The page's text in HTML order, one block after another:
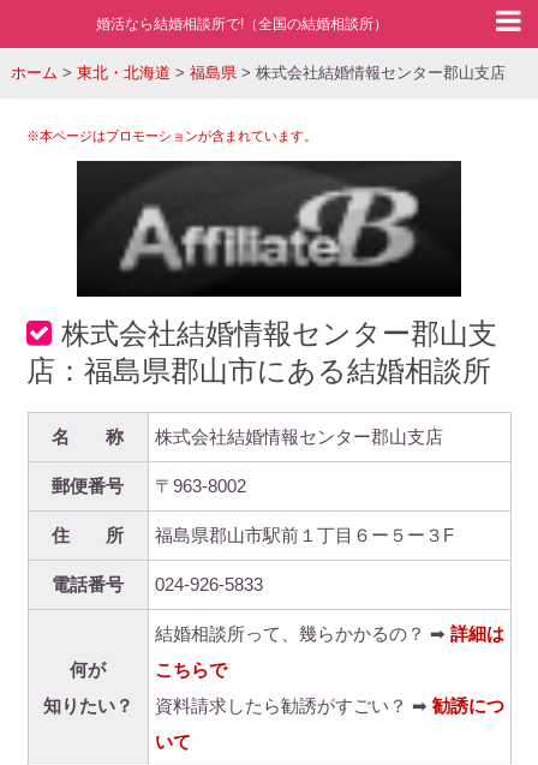
婚活なら結婚相談所で!（全国の結婚相談所）
ホーム > 東北・北海道 > 福島県> 株式会社結婚情報センター郡山支店
※本ページはプロモーションが含まれています。
株式会社結婚情報センター郡山支
店：福島県郡山市にある結婚相談所
名 称 株式会社結婚情報センター郡山支店
郵便番号 〒963-8002
住 所 福島県郡山市駅前１丁目６ー５ー３F
電話番号 024-926-5833
何が
知りたい？
結婚相談所って、幾らかかるの？ ➡ 詳細は
こちらで
資料請求したら勧誘がすごい？ ➡ 勧誘につ
いて